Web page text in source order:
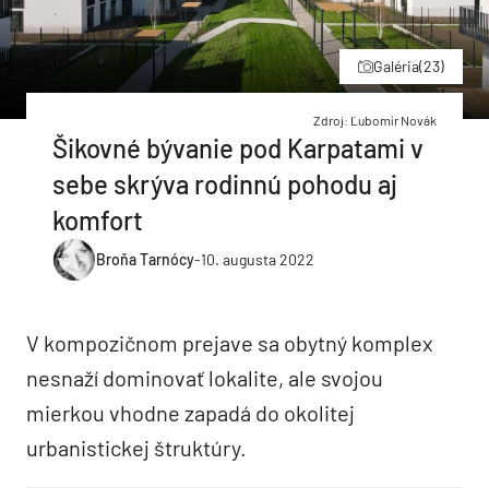
Galéria(23)
Zdroj: Ľubomír Novák
Šikovné bývanie pod Karpatami v
sebe skrýva rodinnú pohodu aj
komfort
Broňa Tarnócy-10. augusta 2022
V kompozičnom prejave sa obytný komplex
nesnaží dominovať lokalite, ale svojou
mierkou vhodne zapadá do okolitej
urbanistickej štruktúry.